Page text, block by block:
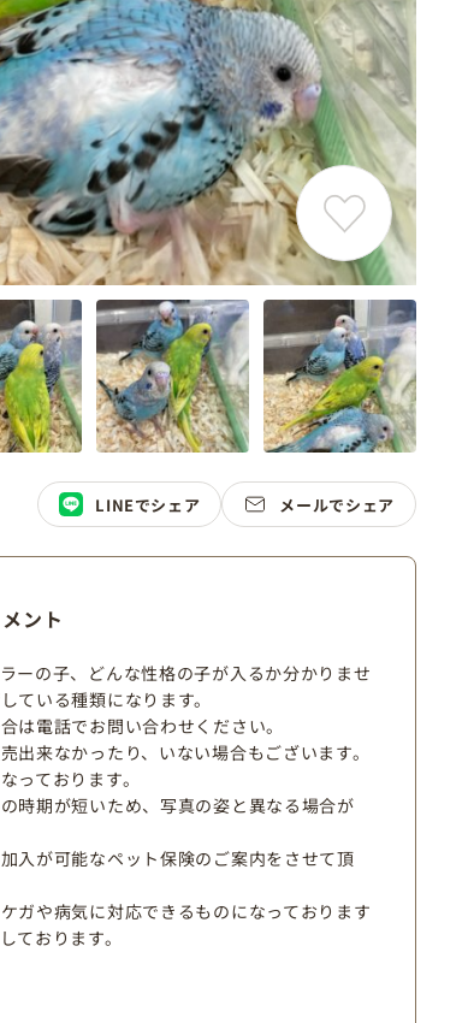
ント
ーの子、どんな性格の子が入るか分かりませ
ている種類になります。
は電話でお問い合わせください。
出来なかったり、いない場合もございます。
っております。
時期が短いため、写真の姿と異なる場合が
入が可能なペット保険のご案内をさせて頂
ガや病気に対応できるものになっております
ております。
LINEでシェア メールでシェア